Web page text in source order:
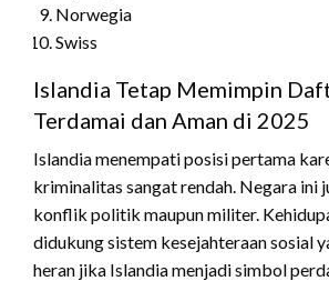
Norwegia
Swiss
Islandia Tetap Memimpin
Terdamai dan Aman di 2025
Islandia menempati posisi pertama
kriminalitas sangat rendah. Negara ini
konflik politik maupun militer.
didukung sistem kesejahteraan sosial
heran jika Islandia menjadi simbol